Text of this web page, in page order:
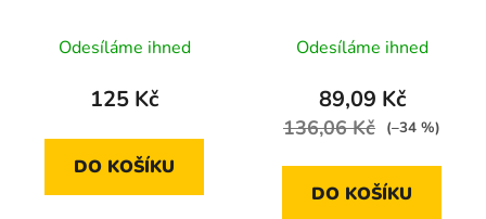
Odesíláme ihned
125 Kč
DO KOŠÍKU
hodnocení
produktu
je
5
Odesíláme ihned
89,09 Kč
136,06 Kč (–34 %)
DO KOŠÍKU